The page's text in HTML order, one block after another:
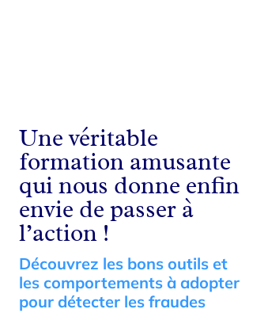
Une véritable
formation amusante
qui nous donne enfin
envie de passer à
l’action !
Découvrez les bons outils et
les comportements à adopter
pour détecter les fraudes